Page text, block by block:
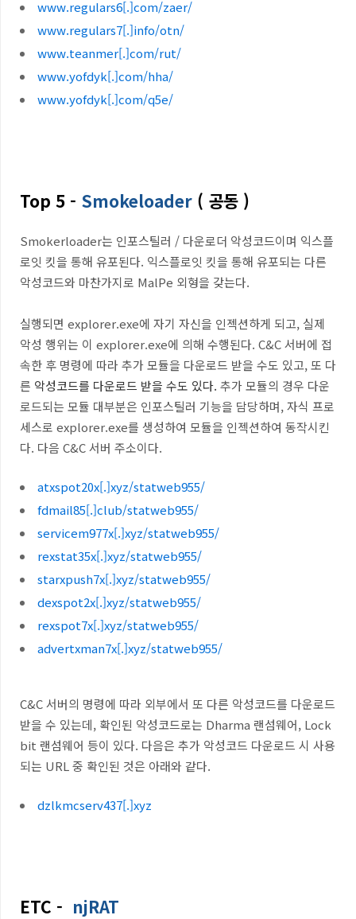
www.regulars6[.]com/zaer/
www.regulars7[.]info/otn/
www.teanmer[.]com/rut/
www.yofdyk[.]com/hha/
www.yofdyk[.]com/q5e/
Top 5 - Smokeloader ( 공동 )
Smokerloader는 인포스틸러 / 다운로더 악성코드이며 익스플
로잇 킷을 통해 유포된다. 익스플로잇 킷을 통해 유포되는 다른
악성코드와 마찬가지로 MalPe 외형을 갖는다.
실행되면 explorer.exe에 자기 자신을 인젝션하게 되고, 실제
악성 행위는 이 explorer.exe에 의해 수행된다. C&C 서버에 접
속한 후 명령에 따라 추가 모듈을 다운로드 받을 수도 있고, 또 다
른 악성코드를 다운로드 받을 수도 있다. 추가 모듈의 경우 다운
로드되는 모듈 대부분은 인포스틸러 기능을 담당하며, 자식 프로
세스로 explorer.exe를 생성하여 모듈을 인젝션하여 동작시킨
다. 다음 C&C 서버 주소이다.
atxspot20x[.]xyz/statweb955/
fdmail85[.]club/statweb955/
servicem977x[.]xyz/statweb955/
rexstat35x[.]xyz/statweb955/
starxpush7x[.]xyz/statweb955/
dexspot2x[.]xyz/statweb955/
rexspot7x[.]xyz/statweb955/
advertxman7x[.]xyz/statweb955/
C&C 서버의 명령에 따라 외부에서 또 다른 악성코드를 다운로드
받을 수 있는데, 확인된 악성코드로는 Dharma 랜섬웨어, Lock
bit 랜섬웨어 등이 있다. 다음은 추가 악성코드 다운로드 시 사용
되는 URL 중 확인된 것은 아래와 같다.
dzlkmcserv437[.]xyz
ETC - njRAT